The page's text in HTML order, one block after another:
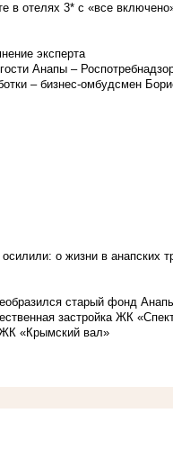
в отелях 3* с «все
эксперта
Анапы –
– бизнес-омбудсмен
о жизни в анапских
старый фонд
застройка ЖК
«Крымский вал»